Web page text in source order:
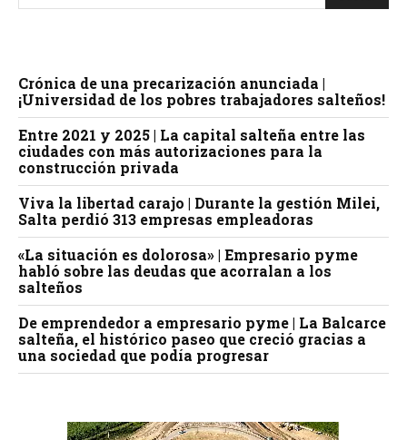
Crónica de una precarización anunciada |
¡Universidad de los pobres trabajadores salteños!
Entre 2021 y 2025 | La capital salteña entre las
ciudades con más autorizaciones para la
construcción privada
Viva la libertad carajo | Durante la gestión Milei,
Salta perdió 313 empresas empleadoras
«La situación es dolorosa» | Empresario pyme
habló sobre las deudas que acorralan a los
salteños
De emprendedor a empresario pyme | La Balcarce
salteña, el histórico paseo que creció gracias a
una sociedad que podía progresar